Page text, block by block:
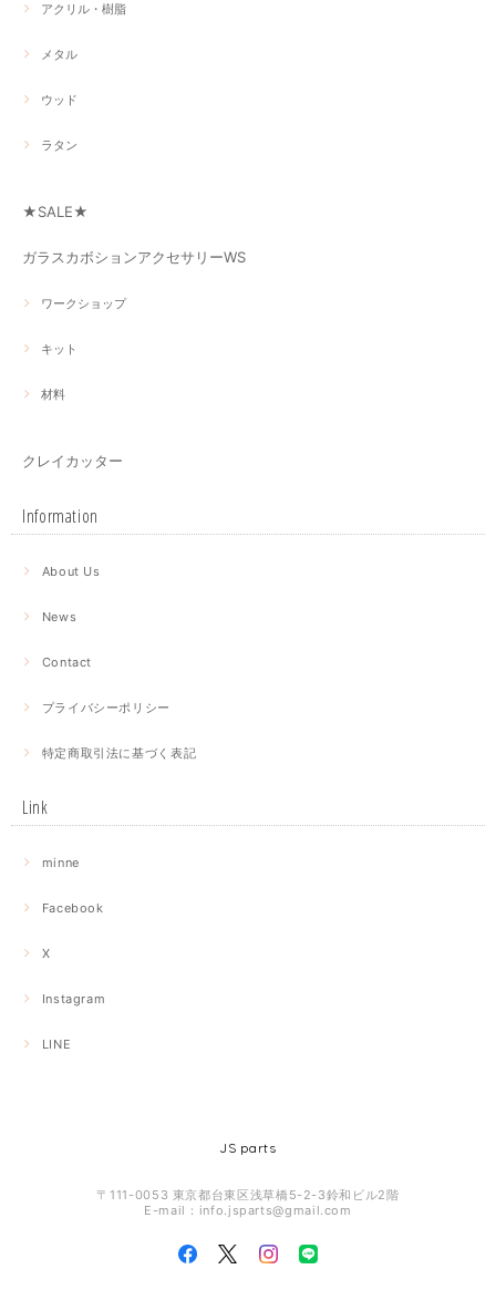
アクリル・樹脂
メタル
ウッド
ラタン
★SALE★
ガラスカボションアクセサリーWS
ワークショップ
キット
材料
クレイカッター
Information
About Us
News
Contact
プライバシーポリシー
特定商取引法に基づく表記
Link
minne
Facebook
X
Instagram
LINE
JS parts
〒111-0053 東京都台東区浅草橋5-2-3鈴和ビル2階
E-mail： info.jsparts@gmail.com